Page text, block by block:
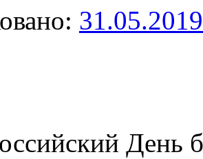
31.05.2019
День